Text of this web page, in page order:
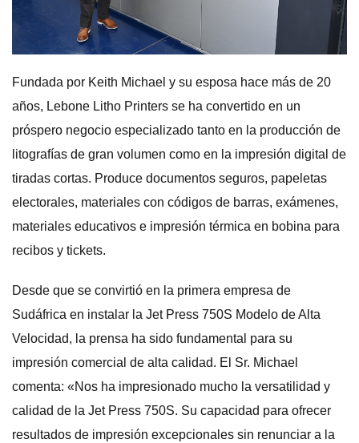
Fundada por Keith Michael y su esposa hace más de 20
años, Lebone Litho Printers se ha convertido en un
próspero negocio especializado tanto en la producción de
litografías de gran volumen como en la impresión digital de
tiradas cortas. Produce documentos seguros, papeletas
electorales, materiales con códigos de barras, exámenes,
materiales educativos e impresión térmica en bobina para
recibos y tickets.
Desde que se convirtió en la primera empresa de
Sudáfrica en instalar la Jet Press 750S Modelo de Alta
Velocidad, la prensa ha sido fundamental para su
impresión comercial de alta calidad. El Sr. Michael
comenta: «Nos ha impresionado mucho la versatilidad y
calidad de la Jet Press 750S. Su capacidad para ofrecer
resultados de impresión excepcionales sin renunciar a la